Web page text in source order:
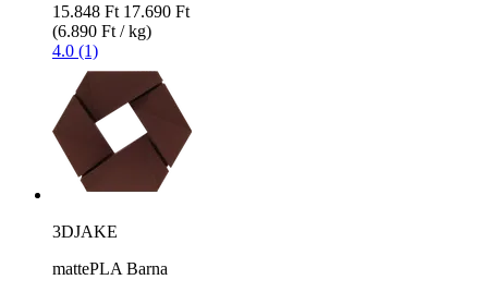
15.848 Ft 17.690 Ft
(6.890 Ft / kg)
4.0 (1)
3DJAKE
mattePLA Barna